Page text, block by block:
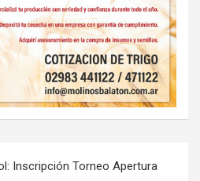
Inscripción Torneo Apertura